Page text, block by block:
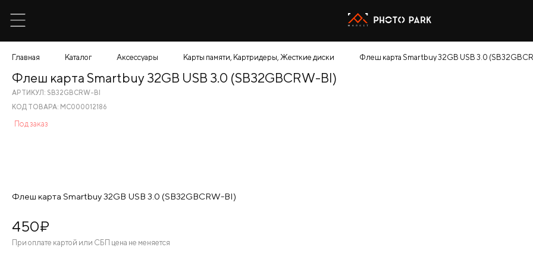
Главная Каталог Аксессуары Карты памяти, Картридеры, Жесткие диски Флеш карта Smartbuy 32GB USB 3.0
Флеш карта Smartbuy 32GB USB 3.0 (SB32GBCRW-BI)
450¤
При оплате картой или СБП цена не меняется
Флеш карта Smartbuy 32GB USB 3.0 (SB32GBCRW-BI)
АРТИКУЛ: SB32GBCRW-BI
КОД ТОВАРА: МС000012186
Под заказ